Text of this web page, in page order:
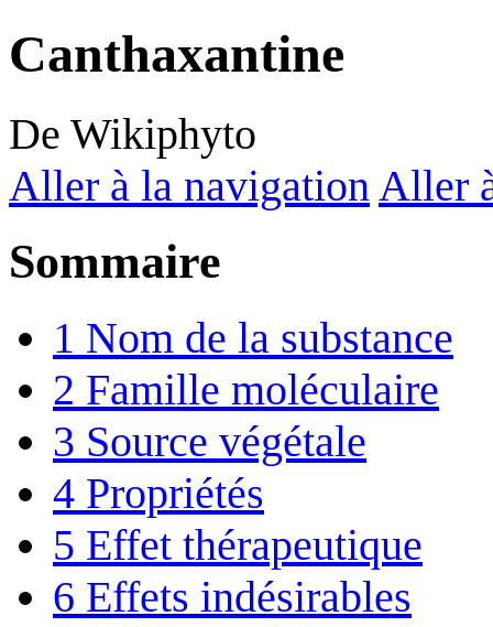
Canthaxantine
De Wikiphyto
Aller à la navigation Aller
Sommaire
1 Nom de la substance
2 Famille moléculaire
3 Source végétale
4 Propriétés
5 Effet thérapeutique
6 Effets indésirables